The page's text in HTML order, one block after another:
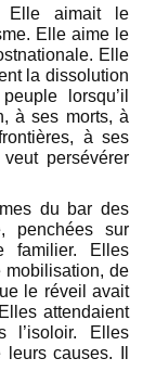
Elle aimait le
Elle aime le
Elle
la dissolution
lorsqu’il
à ses morts, à
à ses
persévérer
du bar des
penchées sur
familier. Elles
mobilisation, de
le réveil avait
attendaient
l’isoloir. Elles
causes. Il